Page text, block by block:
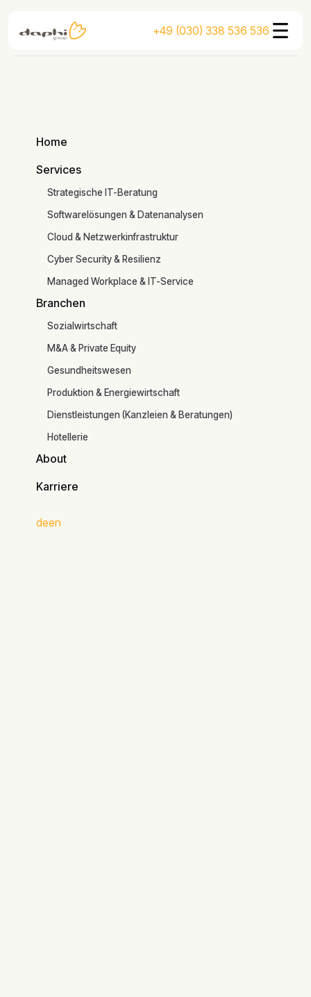
+49 (030) 338 536 536
Home
Services
Services
Strategische IT-Beratung
Softwarelösungen & Datenanalysen
Cloud & Netzwerkinfrastruktur
Cyber Security & Resilienz
Managed Workplace & IT-Service
Branchen
Branchen
Sozialwirtschaft
M&A & Private Equity
Gesundheitswesen
Produktion & Energiewirtschaft
Dienstleistungen (Kanzleien & Beratungen)
Hotellerie
About
Karriere
deen
Zum Artikel
Continue
Read